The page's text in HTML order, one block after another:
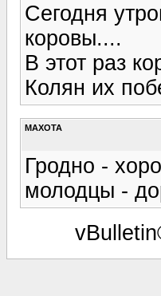
Сегодня
коровы....
В этот раз
Колян их
MAXOTA
Гродно -
молодцы -